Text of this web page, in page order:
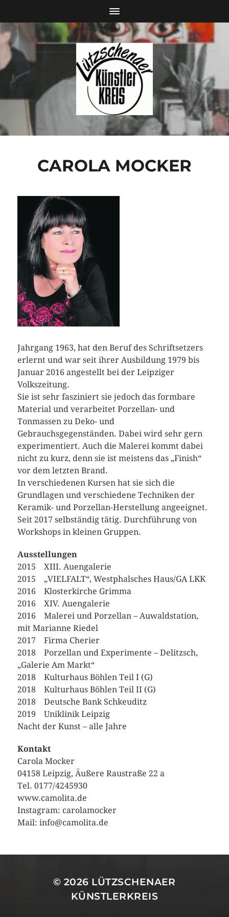
CAROLA MOCKER
Jahrgang 1963, hat den Beruf des Schriftsetzers
erlernt und war seit ihrer Ausbildung 1979 bis
Januar 2016 angestellt bei der Leipziger
Volkszeitung.
Sie ist sehr fasziniert sie jedoch das formbare
Material und verarbeitet Porzellan- und
Tonmassen zu Deko- und
Gebrauchsgegenständen. Dabei wird sehr gern
experimentiert. Auch die Malerei kommt dabei
nicht zu kurz, denn sie ist meistens das „Finish“
vor dem letzten Brand.
In verschiedenen Kursen hat sie sich die
Grundlagen und verschiedene Techniken der
Keramik- und Porzellan-Herstellung angeeignet.
Seit 2017 selbständig tätig. Durchführung von
Workshops in kleinen Gruppen.
Ausstellungen
2015 XIII. Auengalerie
2015 „VIELFALT“, Westphalsches Haus/GA LKK
2016 Klosterkirche Grimma
2016 XIV. Auengalerie
2016 Malerei und Porzellan – Auwaldstation,
mit Marianne Riedel
2017 Firma Cherier
2018 Porzellan und Experimente – Delitzsch,
„Galerie Am Markt“
2018 Kulturhaus Böhlen Teil I (G)
2018 Kulturhaus Böhlen Teil II (G)
2018 Deutsche Bank Schkeuditz
2019 Uniklinik Leipzig
Nacht der Kunst – alle Jahre
Kontakt
Carola Mocker
04158 Leipzig, Äußere Raustraße 22 a
Tel. 0177/4245930
www.camolita.de
Instagram: carolamocker
Mail: info@camolita.de
© 2026 LÜTZSCHENAER
KÜNSTLERKREIS